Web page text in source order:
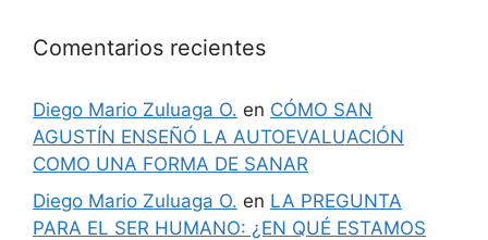
Comentarios recientes
Diego Mario Zuluaga O. en CÓMO SAN
AGUSTÍN ENSEÑÓ LA AUTOEVALUACIÓN
COMO UNA FORMA DE SANAR
Diego Mario Zuluaga O. en LA PREGUNTA
PARA EL SER HUMANO: ¿EN QUÉ ESTAMOS